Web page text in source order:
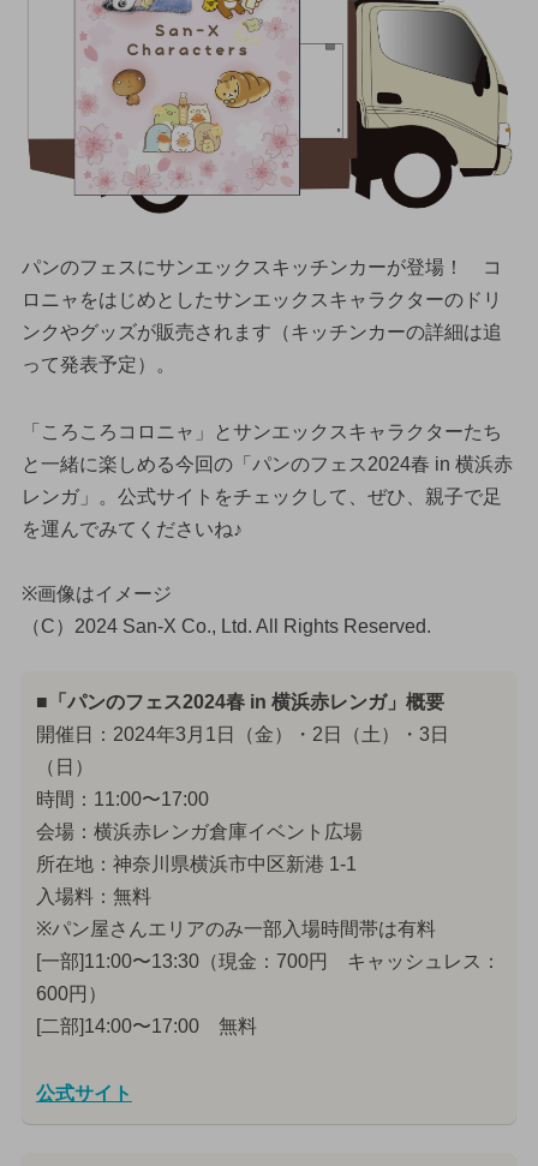
パンのフェスにサンエックスキッチンカーが登場！ コ
ロニャをはじめとしたサンエックスキャラクターのドリ
ンクやグッズが販売されます（キッチンカーの詳細は追
って発表予定）。
「ころころコロニャ」とサンエックスキャラクターたち
と一緒に楽しめる今回の「パンのフェス2024春 in 横浜赤
レンガ」。公式サイトをチェックして、ぜひ、親子で足
を運んでみてくださいね♪
※画像はイメージ
（C）2024 San-X Co., Ltd. All Rights Reserved.
■「パンのフェス2024春 in 横浜赤レンガ」概要
開催日：2024年3月1日（金）・2日（土）・3日
（日）
時間：11:00〜17:00
会場：横浜赤レンガ倉庫イベント広場
所在地：神奈川県横浜市中区新港 1-1
入場料：無料
※パン屋さんエリアのみ一部入場時間帯は有料
[一部]11:00〜13:30（現金：700円 キャッシュレス：
600円）
[二部]14:00〜17:00 無料
公式サイト